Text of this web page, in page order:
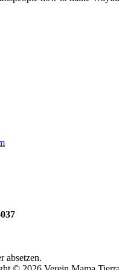
absetzen.